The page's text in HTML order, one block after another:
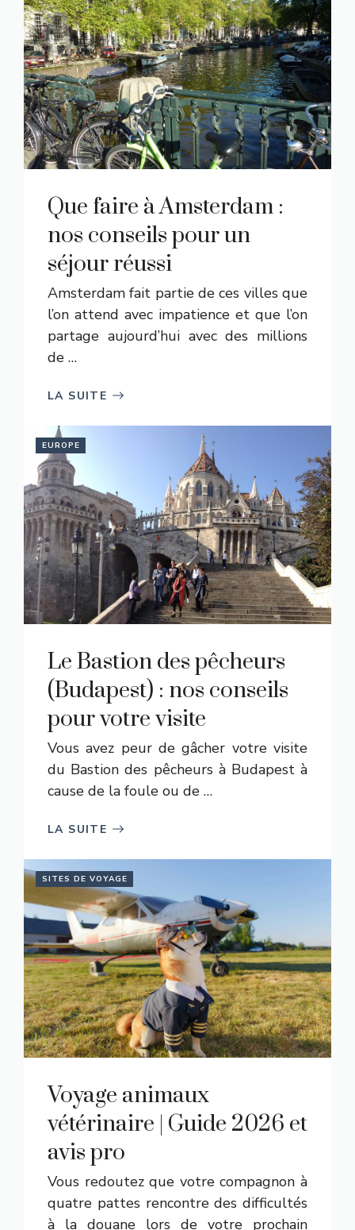
Que faire à Amsterdam :
nos conseils pour un
séjour réussi
Amsterdam fait partie de ces villes que
l’on attend avec impatience et que l’on
partage aujourd’hui avec des millions
de …
LA SUITE
EUROPE
Le Bastion des pêcheurs
(Budapest) : nos conseils
pour votre visite
Vous avez peur de gâcher votre visite
du Bastion des pêcheurs à Budapest à
cause de la foule ou de …
LA SUITE
SITES DE VOYAGE
Voyage animaux
vétérinaire | Guide 2026 et
avis pro
Vous redoutez que votre compagnon à
quatre pattes rencontre des difficultés
à la douane lors de votre prochain